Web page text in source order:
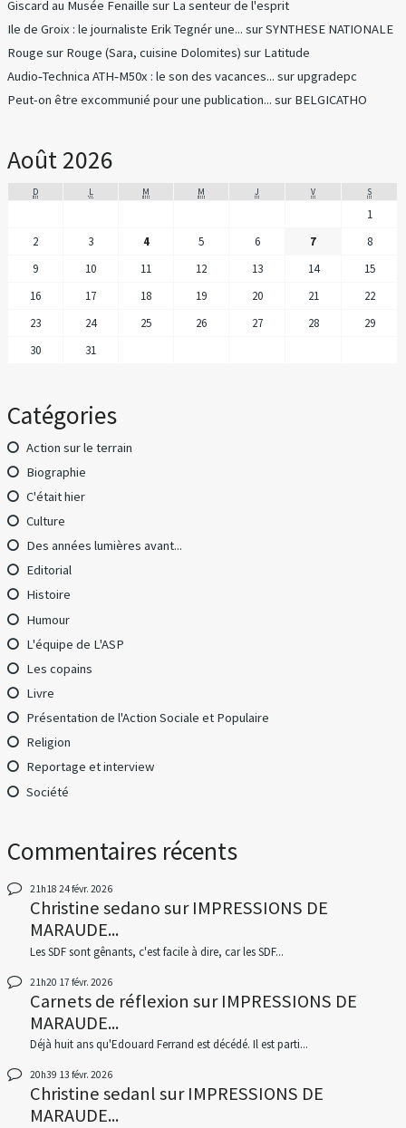
Giscard au Musée Fenaille sur La senteur de l'esprit
Ile de Groix : le journaliste Erik Tegnér une... surSYNTHESE NATIONALE
Rouge sur Rouge (Sara, cuisine Dolomites) sur Latitude
Audio‑Technica ATH‑M50x : le son des vacances... surupgradepc
Peut-on être excommunié pour une publication... sur BELGICATHO
Août 2026
D L M M J V S
1
2
3 4 5 6 7
8
9
10 11 12 13 14
15
16
17 18 19 20 21
22
23
24 25 26 27 28
29
30
31
Catégories
Action sur le terrain
Biographie
C'était hier
Culture
Des années lumières avant...
Editorial
Histoire
Humour
L'équipe de L'ASP
Les copains
Livre
Présentation de l'Action Sociale et Populaire
Religion
Reportage et interview
Société
Commentaires récents
21h18 24févr. 2026
Christine sedanosurIMPRESSIONS DE
MARAUDE...
Les SDF sont gênants, c'est facile à dire, car les SDF...
21h20 17 févr. 2026
Carnets de réflexion surIMPRESSIONS DE
MARAUDE...
Déjà huit ans qu'Edouard Ferrand est décédé. Il est parti...
20h39 13 févr. 2026
Christine sedanlsurIMPRESSIONS DE
MARAUDE...